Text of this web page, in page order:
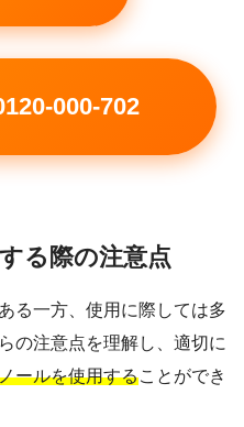
000-702
る際の注意点
る一方、使用に際しては多
の注意点を理解し、適切に
ールを使用することができ